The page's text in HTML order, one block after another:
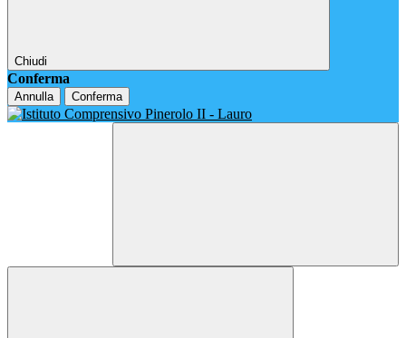
Chiudi
Conferma
Annulla Conferma